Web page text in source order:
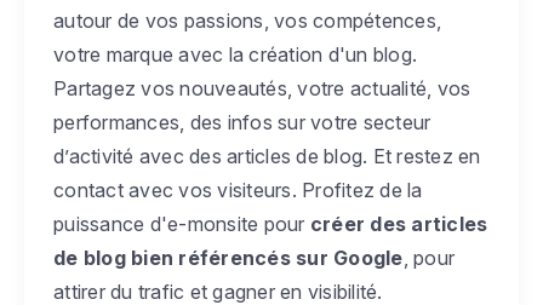
autour de vos passions, vos compétences,
votre marque avec la création d'un blog.
Partagez vos nouveautés, votre actualité, vos
performances, des infos sur votre secteur
d’activité avec des articles de blog. Et restez en
contact avec vos visiteurs. Profitez de la
puissance d'e-monsite pour créer des articles
de blog bien référencés sur Google , pour
attirer du trafic et gagner en visibilité.